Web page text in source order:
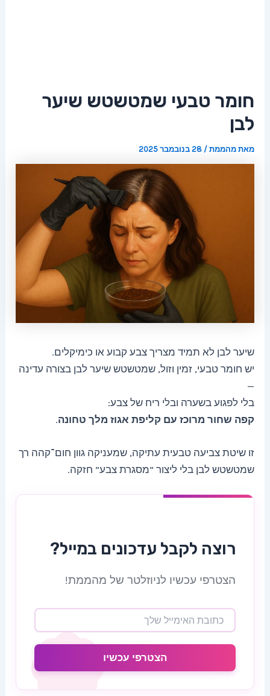
חומר טבעי שמטשטש שיער
לבן
מאתמהממת/28 בנובמבר 2025
שיער לבן לא תמיד מצריך צבע קבוע או כימיקלים.
יש חומר טבעי, זמין וזול, שמטשטש שיער לבן בצורה עדינה
—
בלי לפגוע בשערה ובלי ריח של צבע:
קפה שחור מרוכז עם קליפת אגוז מלך טחונה.
זו שיטת צביעה טבעית עתיקה, שמעניקה גוון חום־קהה רך
שמטשטש לבן בלי ליצור “מסגרת צבע” חזקה.
רוצה לקבל עדכונים במייל?
הצטרפי עכשיו לניוזלטר של מהממת!
הצטרפי עכשיו